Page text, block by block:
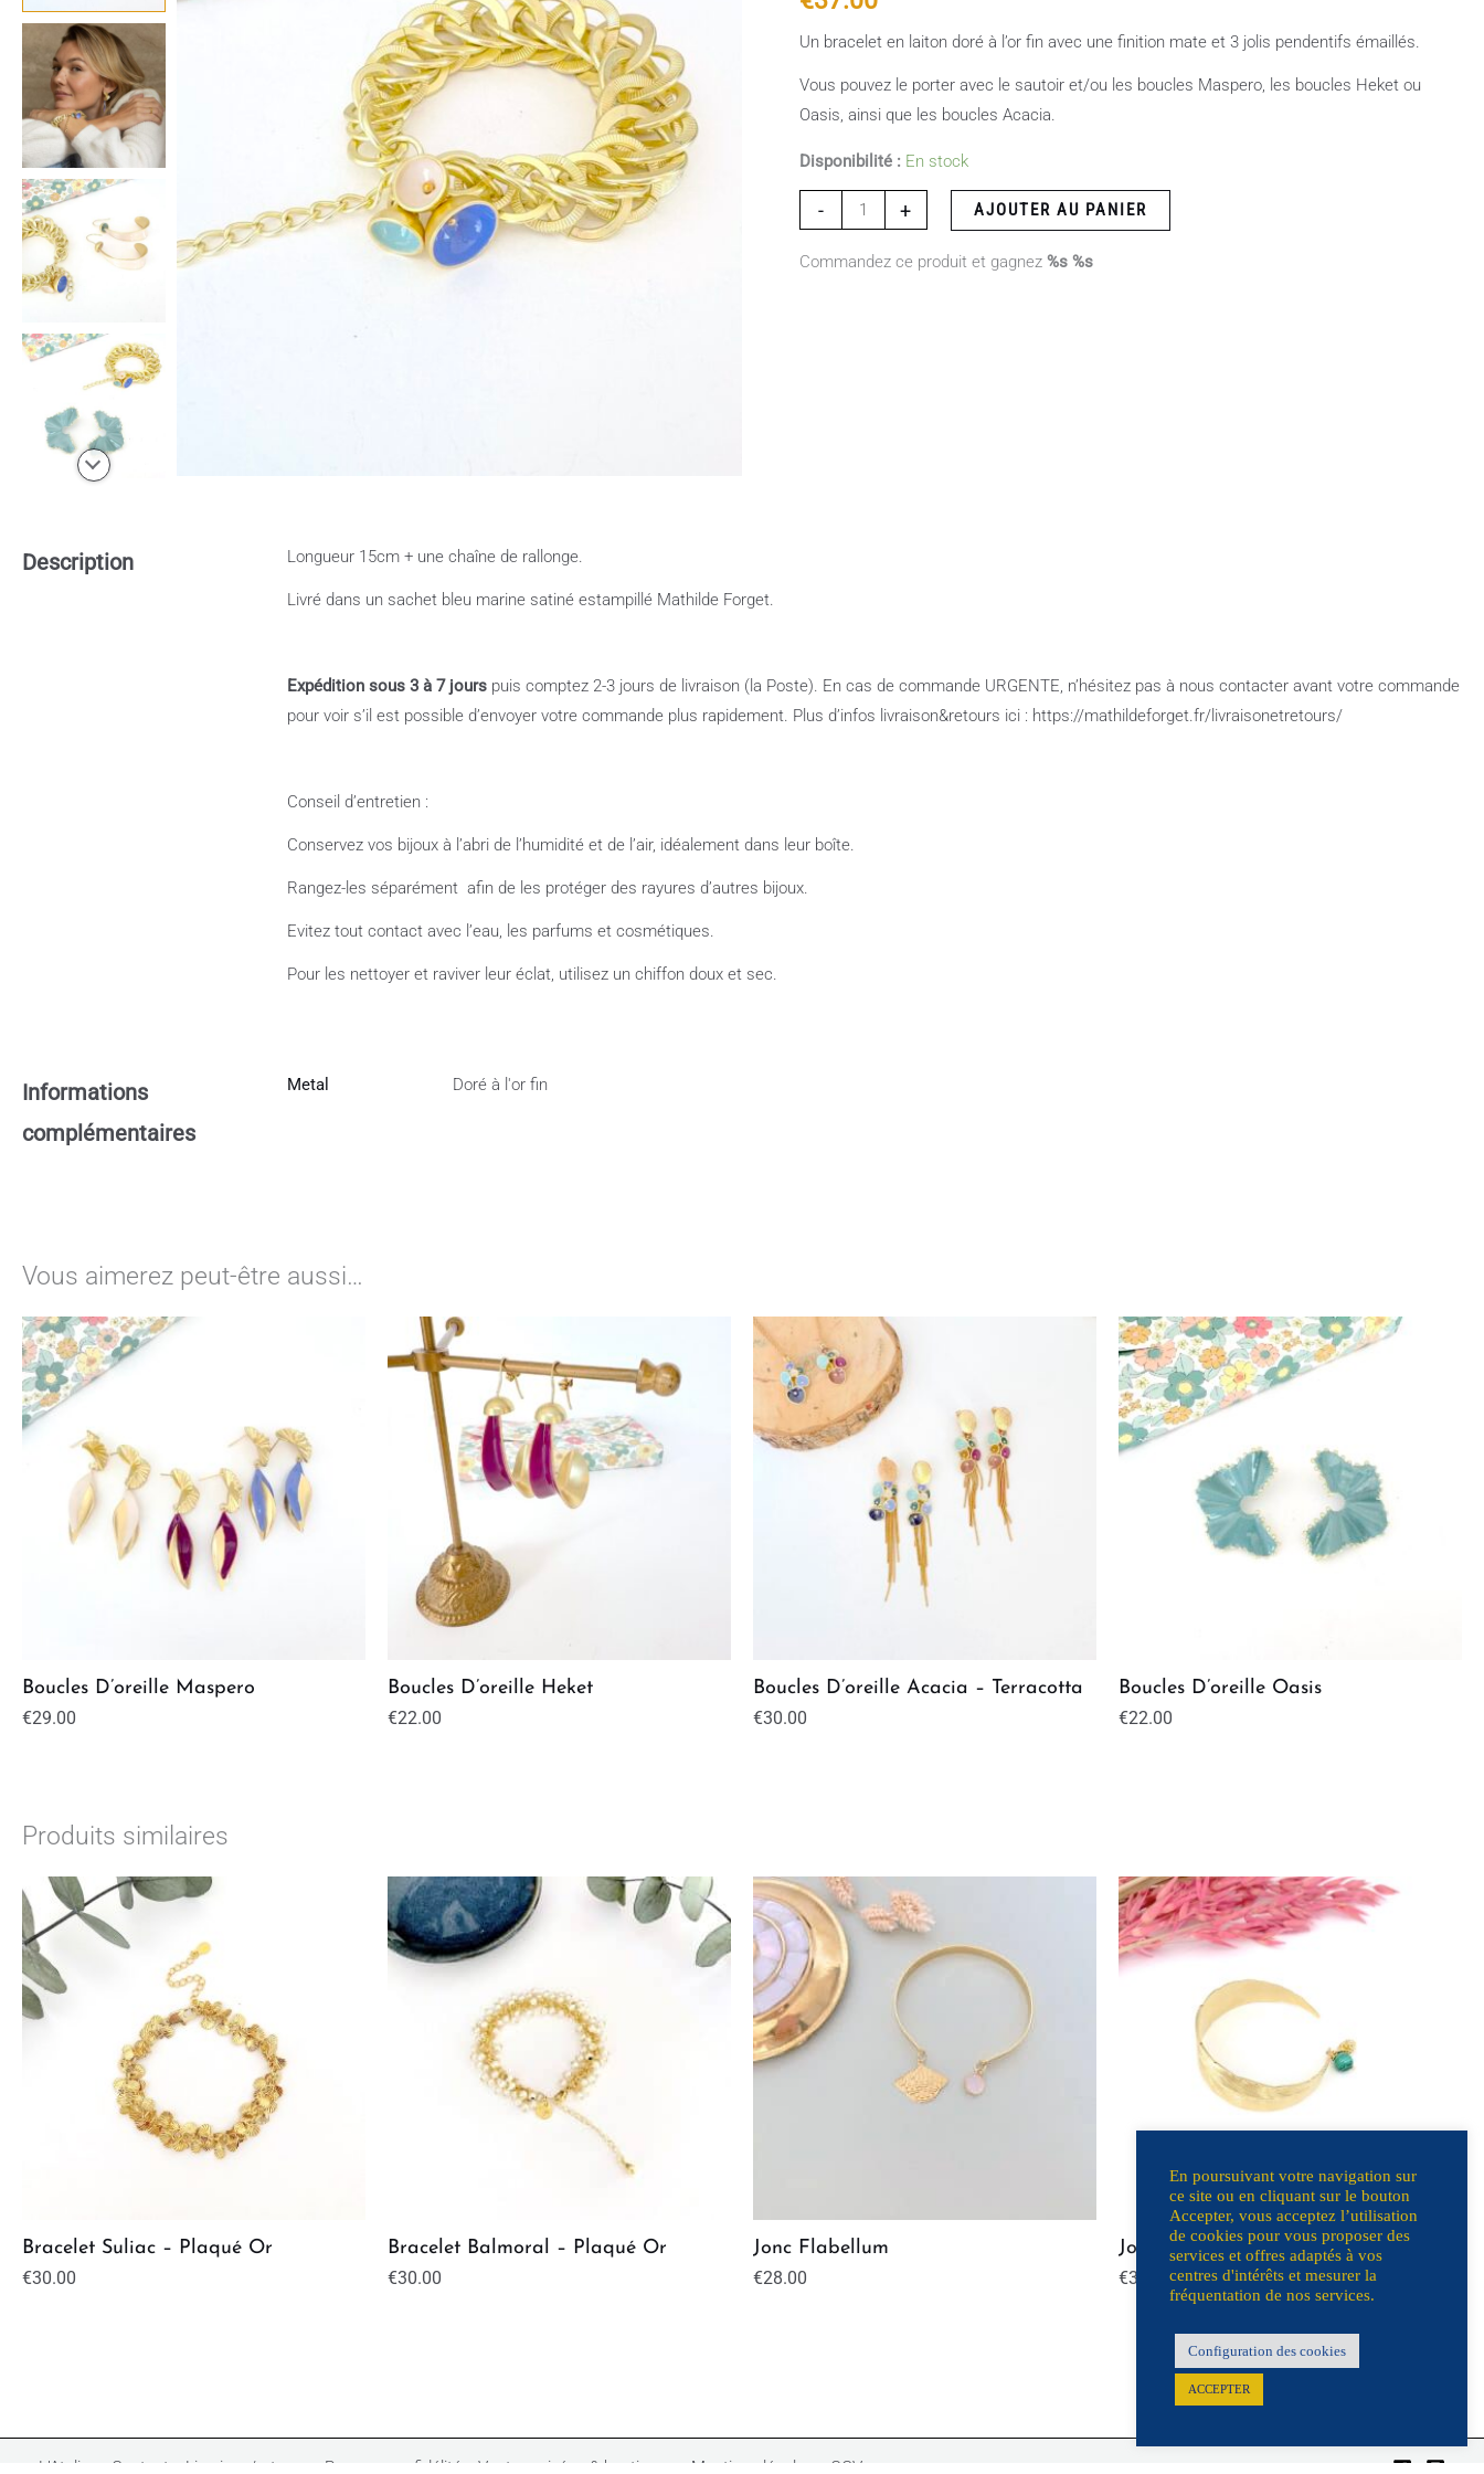
Un bracelet en laiton doré à l’or fin avec une finition mate et 3 jolis pendentifs émaillés.
Vous pouvez le porter avec le sautoir et/ou les boucles Maspero, les boucles Heket ou
Oasis, ainsi que les boucles Acacia.
Disponibilité : En stock
- + AJOUTER AU PANIER
Commandez ce produit et gagnez%s %s
Description Longueur 15cm + une chaîne de rallonge.
Livré dans un sachet bleu marine satiné estampillé Mathilde Forget.
Expédition sous 3 à 7 jours puis comptez 2-3 jours de livraison (la Poste). En cas de commande URGENTE, n’hésitez pas à nous contacter avant votre commande
pour voir s’il est possible d’envoyer votre commande plus rapidement. Plus d’infos livraison&retours ici : https://mathildeforget.fr/livraisonetretours/
Conseil d’entretien :
Conservez vos bijoux à l’abri de l’humidité et de l’air, idéalement dans leur boîte.
Rangez-les séparément afin de les protéger des rayures d’autres bijoux.
Evitez tout contact avec l’eau, les parfums et cosmétiques.
Pour les nettoyer et raviver leur éclat, utilisez un chiffon doux et sec.
Informations
complémentaires
Metal Doré à l'or fin
Vous aimerez peut-être aussi…
Boucles D’oreille Maspero
€29.00
Boucles D’oreille Heket
€22.00
Boucles D’oreille Acacia – Terracotta
€30.00
Boucles D’oreille Oasis
€22.00
Produits similaires
Bracelet Suliac – Plaqué Or
€30.00
Bracelet Balmoral – Plaqué Or
€30.00
Jonc Flabellum
€28.00
Jonc Feuille
€30.00
L’Atelier Contact Livraison/retours Programme fidélité Ventes privées & boutiques Mentions légales CGV
En poursuivant votre navigation sur
ce site ou en cliquant sur le bouton
Accepter, vous acceptez l’utilisation
de cookies pour vous proposer des
services et offres adaptés à vos
centres d'intérêts et mesurer la
fréquentation de nos services.
Configuration des cookies
ACCEPTER